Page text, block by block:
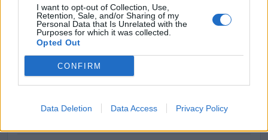
I want to opt-out of Collection, Use,
Retention, Sale, and/or Sharing of my
Personal Data that Is Unrelated with the
Purposes for which it was collected.
Opted Out
CONFIRM
Data Deletion Data Access Privacy Policy
Misure fiscali automatiche e sovvenzioni a fondo
perduto a sostegno alle imprese e all'economia (come
modificato da C(20
Comune di Courmayeur
807 euro
Banca del Mezzogiorno MedioCredito Centrale S.p.A.